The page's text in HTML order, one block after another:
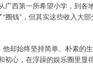
西第一所希望小学，到各
圈钱”，但其实这些收入大
却始终坚持简单、朴素的
心，在浮躁的娱乐圈里显